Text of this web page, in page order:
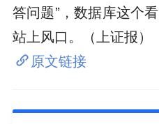
答问题”，数据库这个
站上风口。（上证报）
原文链接